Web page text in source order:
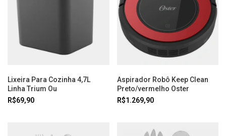
Lixeira Para Cozinha 4,7L
Linha Trium Ou
R$69,90
Aspirador Robô Keep Clean
Preto/vermelho Oster
R$1.269,90